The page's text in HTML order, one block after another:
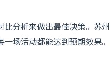
分析来做出最佳决策。苏州
场活动都能达到预期效果。